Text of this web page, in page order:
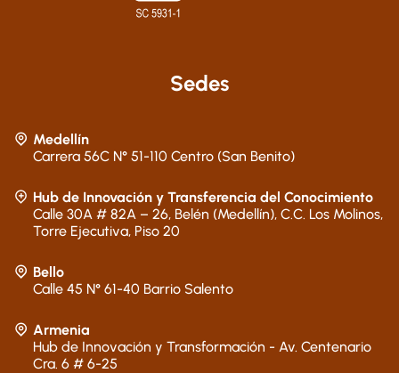
Sedes
Medellín
Carrera 56C N° 51-110 Centro (San Benito)
Hub de Innovación y Transferencia del Conocimiento
Calle 30A # 82A – 26, Belén (Medellín), C.C. Los Molinos,
Torre Ejecutiva, Piso 20
Bello
Calle 45 N° 61-40 Barrio Salento
Armenia
Hub de Innovación y Transformación - Av. Centenario
Cra. 6 # 6-25